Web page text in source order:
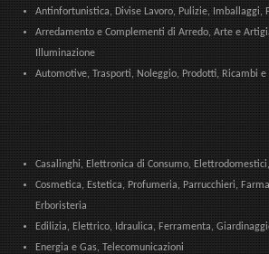
Antinfortunistica, Divise Lavoro, Pulizie, Imballaggi,
Arredamento e Complementi di Arredo, Arte e
Illuminazione
Automotive, Trasporti, Noleggio, Prodotti, Ricambi e
Casalinghi, Elettronica di Consumo,
Cosmetica, Estetica, Profumeria, Parrucchieri,
Erboristeria
Edilizia, Elettrico, Idraulica, Ferramenta,
Energia e Gas, Telecomunicazioni